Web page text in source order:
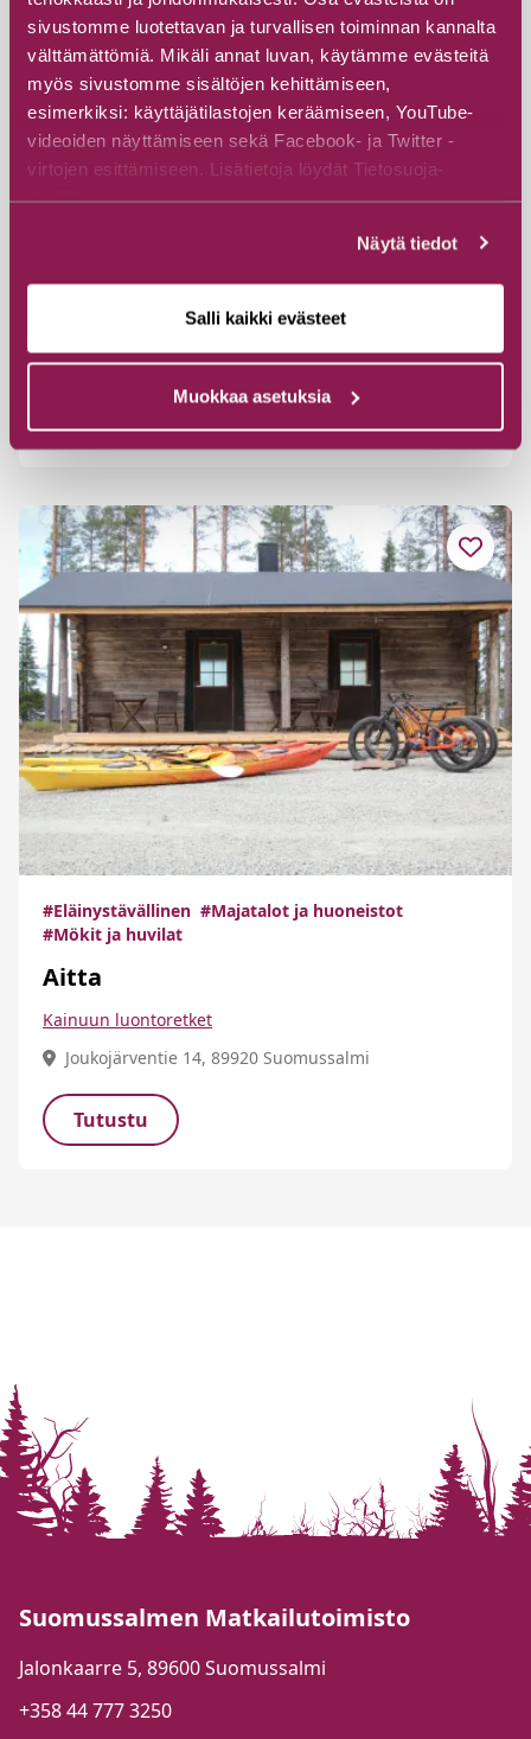
sivustomme luotettavan ja turvallisen toiminnan kannalta
välttämättömiä. Mikäli annat luvan, käytämme evästeitä
myös sivustomme sisältöjen kehittämiseen,
esimerkiksi: käyttäjätilastojen keräämiseen, YouTube-
videoiden näyttämiseen sekä Facebook- ja Twitter -
virtojen esittämiseen. Lisätietoja löydät Tietosuoja-
sivuiltamme.
Näytä tiedot
Salli kaikki evästeet
Muokkaa asetuksia
#Revontulimajoitus #Mökit ja huvilat
Kainuun luontoretket
Joukojärventie 12, 89920 Suomussalmi
#Eläinystävällinen #Majatalot ja huoneistot
#Mökit ja huvilat
Aitta
Kainuun luontoretket
Joukojärventie 14, 89920 Suomussalmi
Tutustu
Suomussalmen Matkailutoimisto
Jalonkaarre 5, 89600 Suomussalmi
+358 44 777 3250